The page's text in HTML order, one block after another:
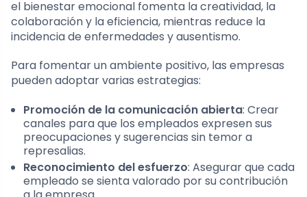
el bienestar emocional fomenta la creatividad, la
colaboración y la eficiencia, mientras reduce la
incidencia de enfermedades y ausentismo.
Para fomentar un ambiente positivo, las empresas
pueden adoptar varias estrategias:
Promoción de la comunicación abierta: Crear
canales para que los empleados expresen sus
preocupaciones y sugerencias sin temor a
represalias.
Reconocimiento del esfuerzo: Asegurar que cada
empleado se sienta valorado por su contribución